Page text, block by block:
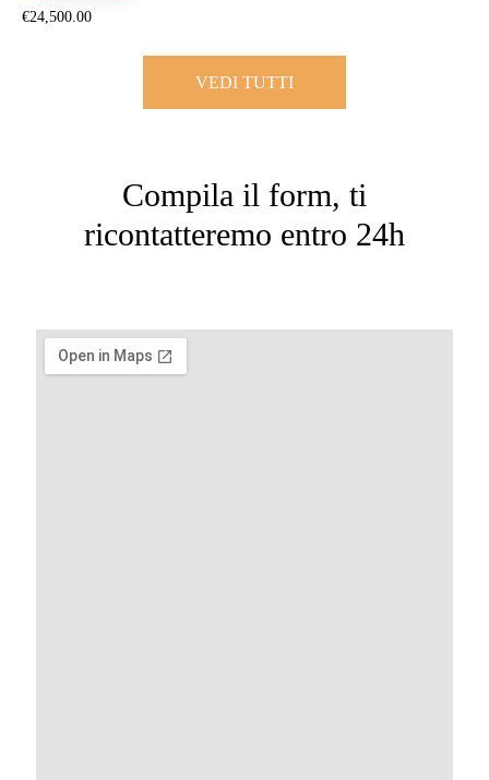
€24,500 00
VEDI TUTTI
Compila il form, ti
ricontatteremo entro 24h